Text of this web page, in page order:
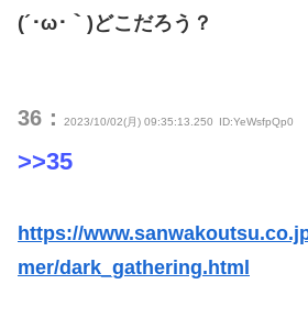
(´･ω･｀)どこだろう？
36： 2023/10/02(月) 09:35:13.250 ID:YeWsfpQp0
>>35
https://
mer/dark_gathering.html